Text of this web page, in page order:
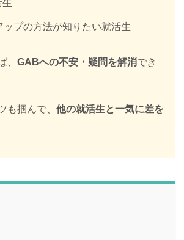
生
ップの方法が知りたい就活生
、 GABへの不安・疑問を解消でき
も掴んで、 他の就活生と一気に差を